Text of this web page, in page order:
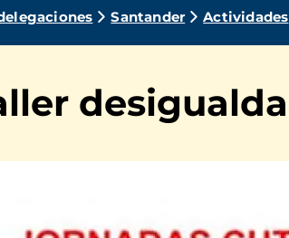
Santander Actividades